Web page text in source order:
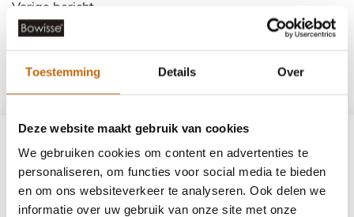
Toestemming Details Over
Deze website maakt gebruik van cookies
We gebruiken cookies om content en advertenties te
personaliseren, om functies voor social media te bieden
en om ons websiteverkeer te analyseren. Ook delen we
informatie over uw gebruik van onze site met onze
Bericht
navigatie
Vorige bericht
Volgende bericht
HOE KUNNEN WIJ
HELPEN?
Heb je een vraag, wil je een afspraak maken of een